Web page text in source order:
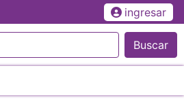
ingresar
Buscar